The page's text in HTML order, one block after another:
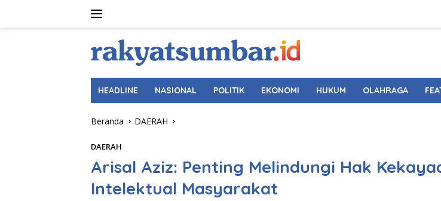
HEADLINE NASIONAL POLITIK EKONOMI HUKUM OLAHRAGA
Beranda DAERAH
DAERAH
Arisal Aziz: Penting Melindungi Hak
Intelektual Masyarakat